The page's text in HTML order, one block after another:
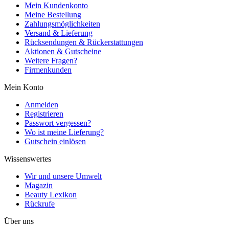
Mein Kundenkonto
Meine Bestellung
Zahlungsmöglichkeiten
Versand & Lieferung
Rücksendungen & Rückerstattungen
Aktionen & Gutscheine
Weitere Fragen?
Firmenkunden
Mein Konto
Anmelden
Registrieren
Passwort vergessen?
Wo ist meine Lieferung?
Gutschein einlösen
Wissenswertes
Wir und unsere Umwelt
Magazin
Beauty Lexikon
Rückrufe
Über uns